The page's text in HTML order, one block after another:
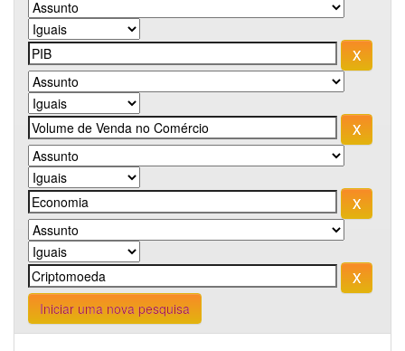
Iniciar uma nova pesquisa